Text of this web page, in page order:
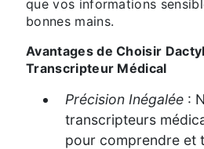
que vos informations
bonnes mains.
Avantages de Choisir
Transcripteur Médical
Précision Inégalée :
transcripteurs
pour comprendre et